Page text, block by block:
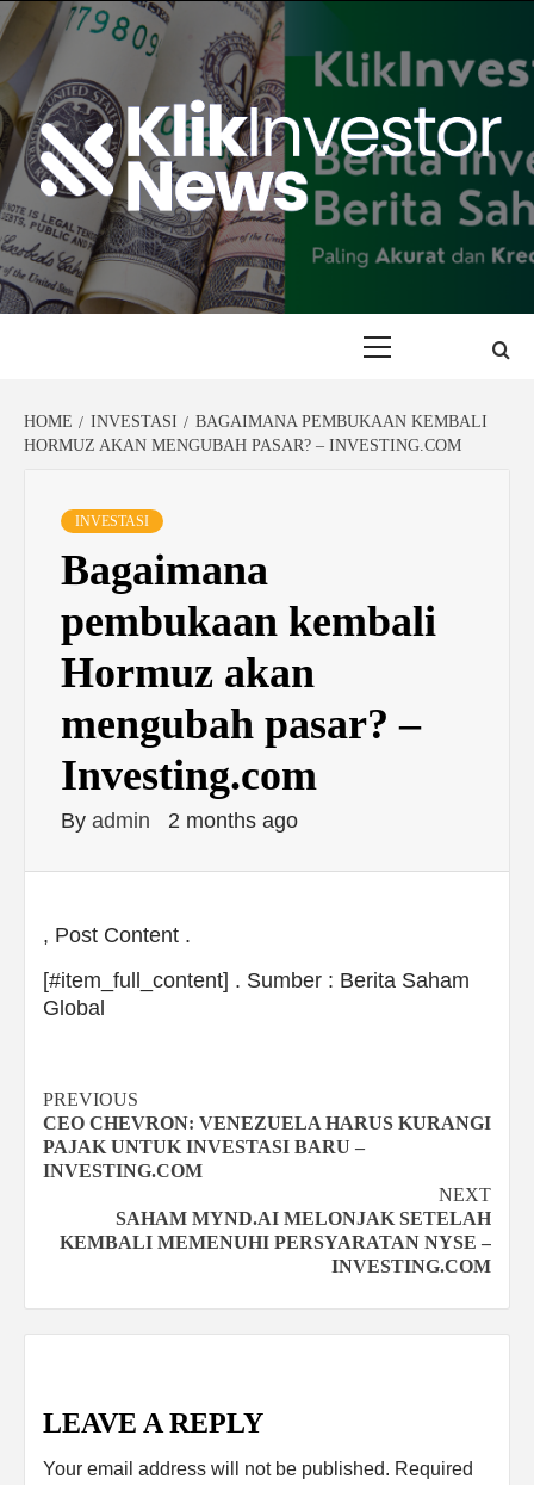
Skip
to
content
HOME INVESTASI
BAGAIMANA PEMBUKAAN KEMBALI
HORMUZ AKAN MENGUBAH PASAR? – INVESTING.COM
INVESTASI
Bagaimana
pembukaan kembali
Hormuz akan
mengubah pasar? –
Investing.com
By admin 2 months ago
, Post Content .
[#item_full_content] . Sumber : Berita Saham
Global
Continue
Reading
PREVIOUS
CEO CHEVRON: VENEZUELA HARUS KURANGI
PAJAK UNTUK INVESTASI BARU –
INVESTING.COM
NEXT
SAHAM MYND.AI MELONJAK SETELAH
KEMBALI MEMENUHI PERSYARATAN NYSE –
INVESTING.COM
LEAVE A REPLY
Your email address will not be published. Required